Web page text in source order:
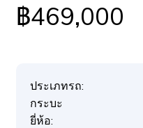
฿469,000
ประเภทรถ:
กระบะ
ยี่ห้อ: